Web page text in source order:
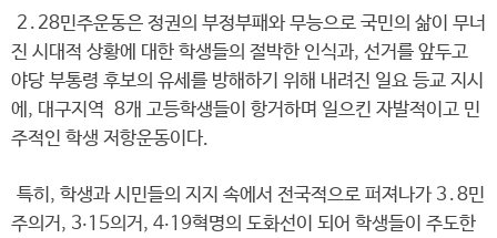
2․28민주운동은 정권의 부정부패와 무능으로 국민의 삶이 무너
진 시대적 상황에 대한 학생들의 절박한 인식과, 선거를 앞두고
야당 부통령 후보의 유세를 방해하기 위해 내려진 일요 등교 지시
에, 대구지역 8개 고등학생들이 항거하며 일으킨 자발적이고 민
주적인 학생 저항운동이다.
특히, 학생과 시민들의 지지 속에서 전국적으로 퍼져나가 3․8민
주의거, 3‧15의거, 4‧19혁명의 도화선이 되어 학생들이 주도한